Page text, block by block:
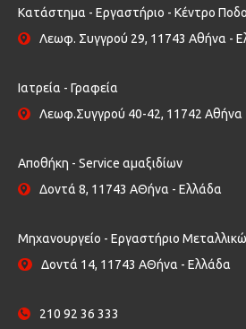
Κατάστημα - Εργαστήριο - Κέντρο
Λεωφ. Συγγρού 29, 11743 Αθήνα -
Ιατρεία - Γραφεία
Λεωφ.Συγγρού 40-42, 11742 Αθήνα
Αποθήκη - Service αμαξιδίων
Δοντά 8, 11743 ΑΘήνα - Ελλάδα
Μηχανουργείο - Εργαστήριο
Δοντά 14, 11743 ΑΘήνα - Ελλάδα
210 92 36 333